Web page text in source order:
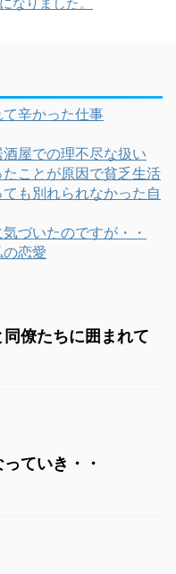
辛かった仕事
屋での理不尽な扱い
ことが原因で貧乏生活
も別れられなかった自
づいたのですが・・
恋愛
僚たちに囲まれて
ていき・・